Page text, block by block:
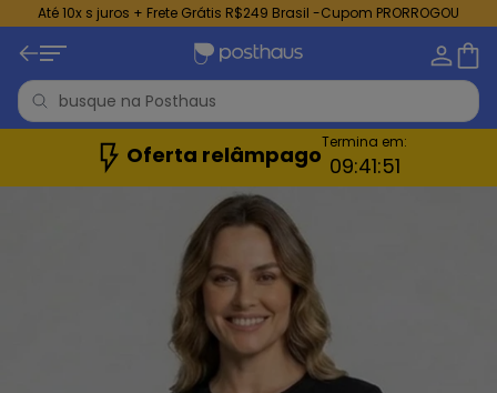
Até 10x s juros + Frete Grátis R$249 Brasil -Cupom PRORROGOU
Oferta relâmpagoTermina em:
09:41:48